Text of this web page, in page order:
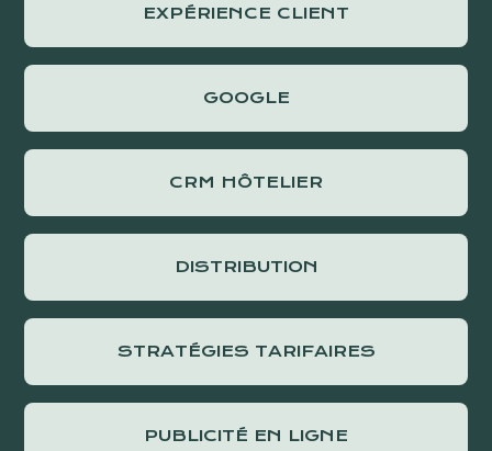
EXPÉRIENCE CLIENT
GOOGLE
CRM HÔTELIER
DISTRIBUTION
STRATÉGIES TARIFAIRES
PUBLICITÉ EN LIGNE